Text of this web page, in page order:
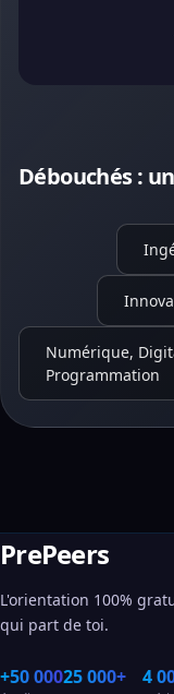
Débouchés :
Numérique,
Programmation
PrePeers
L'orientation 100%
qui part de toi.
+50 00025 000+ 4